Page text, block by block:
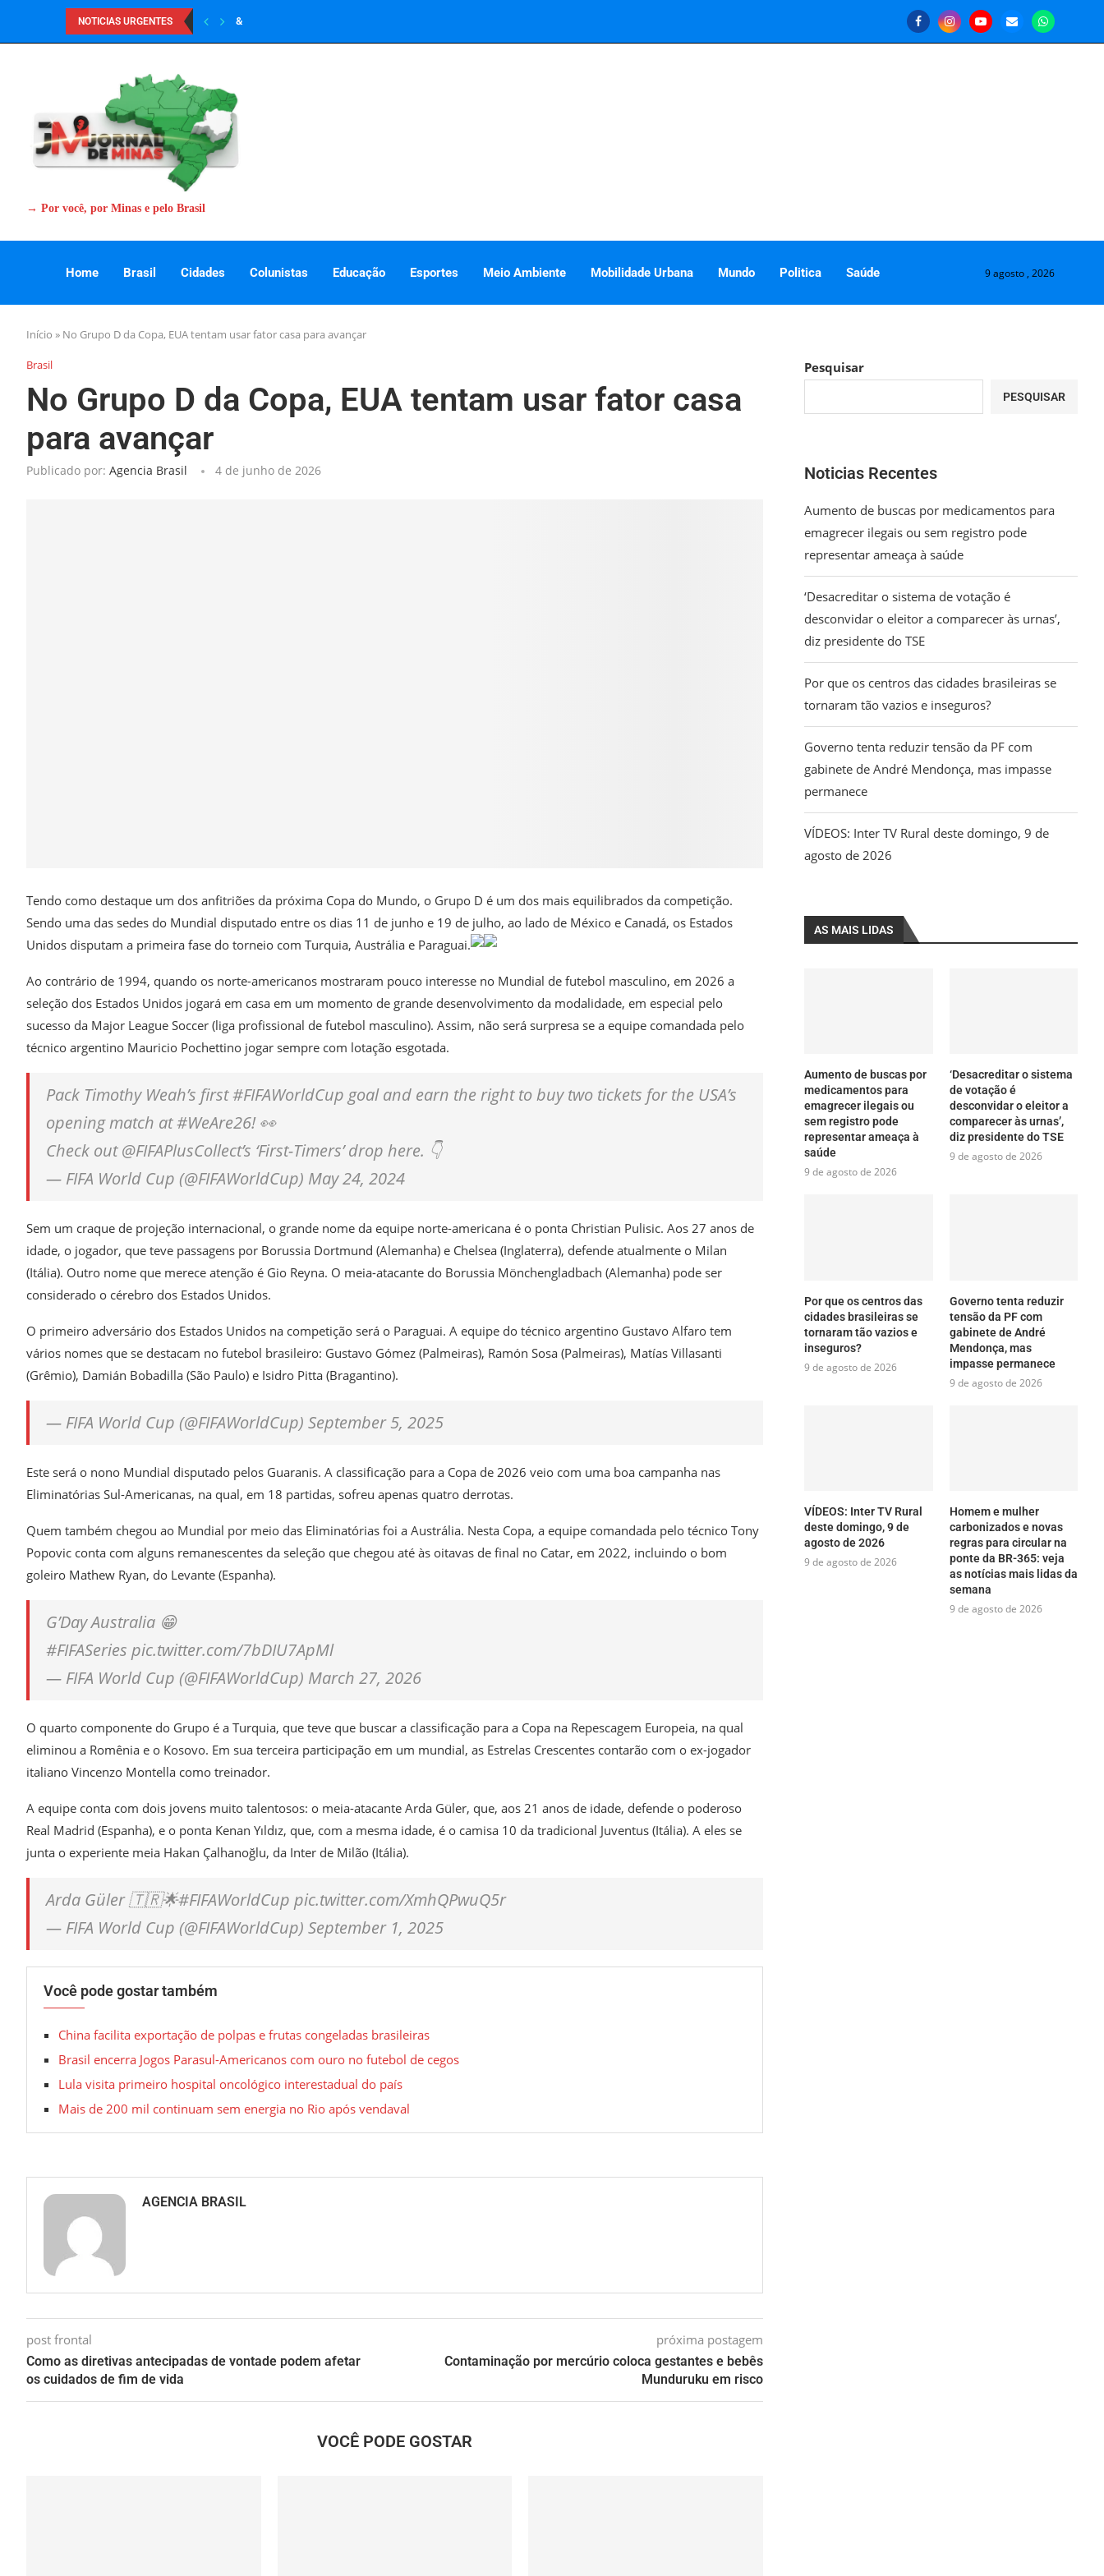
NOTICIAS URGENTES &
→ Por você, por Minas e pelo Brasil
Home Brasil Cidades Colunistas Educação Esportes Meio Ambiente Mobilidade Urbana Mundo Politica Saúde 9 agosto , 2026
Início » No Grupo D da Copa, EUA tentam usar fator casa para avançar
Brasil
No Grupo D da Copa, EUA tentam usar fator casa
para avançar
Publicado por: Agencia Brasil 4 de junho de 2026
Tendo como destaque um dos anfitriões da próxima Copa do Mundo, o Grupo D é um dos mais equilibrados da competição.
Sendo uma das sedes do Mundial disputado entre os dias 11 de junho e 19 de julho, ao lado de México e Canadá, os Estados
Unidos disputam a primeira fase do torneio com Turquia, Austrália e Paraguai.
Ao contrário de 1994, quando os norte-americanos mostraram pouco interesse no Mundial de futebol masculino, em 2026 a
seleção dos Estados Unidos jogará em casa em um momento de grande desenvolvimento da modalidade, em especial pelo
sucesso da Major League Soccer (liga profissional de futebol masculino). Assim, não será surpresa se a equipe comandada pelo
técnico argentino Mauricio Pochettino jogar sempre com lotação esgotada.
Pack Timothy Weah’s first #FIFAWorldCup goal and earn the right to buy two tickets for the USA’s
opening match at #WeAre26! 👀
Check out @FIFAPlusCollect’s ‘First-Timers’ drop here. 👇
— FIFA World Cup (@FIFAWorldCup) May 24, 2024
Sem um craque de projeção internacional, o grande nome da equipe norte-americana é o ponta Christian Pulisic. Aos 27 anos de
idade, o jogador, que teve passagens por Borussia Dortmund (Alemanha) e Chelsea (Inglaterra), defende atualmente o Milan
(Itália). Outro nome que merece atenção é Gio Reyna. O meia-atacante do Borussia Mönchengladbach (Alemanha) pode ser
considerado o cérebro dos Estados Unidos.
O primeiro adversário dos Estados Unidos na competição será o Paraguai. A equipe do técnico argentino Gustavo Alfaro tem
vários nomes que se destacam no futebol brasileiro: Gustavo Gómez (Palmeiras), Ramón Sosa (Palmeiras), Matías Villasanti
(Grêmio), Damián Bobadilla (São Paulo) e Isidro Pitta (Bragantino).
— FIFA World Cup (@FIFAWorldCup) September 5, 2025
Este será o nono Mundial disputado pelos Guaranis. A classificação para a Copa de 2026 veio com uma boa campanha nas
Eliminatórias Sul-Americanas, na qual, em 18 partidas, sofreu apenas quatro derrotas.
Quem também chegou ao Mundial por meio das Eliminatórias foi a Austrália. Nesta Copa, a equipe comandada pelo técnico Tony
Popovic conta com alguns remanescentes da seleção que chegou até às oitavas de final no Catar, em 2022, incluindo o bom
goleiro Mathew Ryan, do Levante (Espanha).
G’Day Australia 😁
#FIFASeries pic.twitter.com/7bDIU7ApMl
— FIFA World Cup (@FIFAWorldCup) March 27, 2026
O quarto componente do Grupo é a Turquia, que teve que buscar a classificação para a Copa na Repescagem Europeia, na qual
eliminou a Romênia e o Kosovo. Em sua terceira participação em um mundial, as Estrelas Crescentes contarão com o ex-jogador
italiano Vincenzo Montella como treinador.
A equipe conta com dois jovens muito talentosos: o meia-atacante Arda Güler, que, aos 21 anos de idade, defende o poderoso
Real Madrid (Espanha), e o ponta Kenan Yıldız, que, com a mesma idade, é o camisa 10 da tradicional Juventus (Itália). A eles se
junta o experiente meia Hakan Çalhanoğlu, da Inter de Milão (Itália).
Arda Güler 🇹🇷🌟#FIFAWorldCup pic.twitter.com/XmhQPwuQ5r
— FIFA World Cup (@FIFAWorldCup) September 1, 2025
Você pode gostar também
China facilita exportação de polpas e frutas congeladas brasileiras
Brasil encerra Jogos Parasul-Americanos com ouro no futebol de cegos
Lula visita primeiro hospital oncológico interestadual do país
Mais de 200 mil continuam sem energia no Rio após vendaval
AGENCIA BRASIL
post frontal
Como as diretivas antecipadas de vontade podem afetar
os cuidados de fim de vida
próxima postagem
Contaminação por mercúrio coloca gestantes e bebês
Munduruku em risco
VOCÊ PODE GOSTAR
Pesquisar
PESQUISAR
Noticias Recentes
Aumento de buscas por medicamentos para
emagrecer ilegais ou sem registro pode
representar ameaça à saúde
‘Desacreditar o sistema de votação é
desconvidar o eleitor a comparecer às urnas’,
diz presidente do TSE
Por que os centros das cidades brasileiras se
tornaram tão vazios e inseguros?
Governo tenta reduzir tensão da PF com
gabinete de André Mendonça, mas impasse
permanece
VÍDEOS: Inter TV Rural deste domingo, 9 de
agosto de 2026
AS MAIS LIDAS
Aumento de buscas por
medicamentos para
emagrecer ilegais ou
sem registro pode
representar ameaça à
saúde
9 de agosto de 2026
‘Desacreditar o sistema
de votação é
desconvidar o eleitor a
comparecer às urnas’,
diz presidente do TSE
9 de agosto de 2026
Por que os centros das
cidades brasileiras se
tornaram tão vazios e
inseguros?
9 de agosto de 2026
Governo tenta reduzir
tensão da PF com
gabinete de André
Mendonça, mas
impasse permanece
9 de agosto de 2026
VÍDEOS: Inter TV Rural
deste domingo, 9 de
agosto de 2026
9 de agosto de 2026
Homem e mulher
carbonizados e novas
regras para circular na
ponte da BR-365: veja
as notícias mais lidas da
semana
9 de agosto de 2026